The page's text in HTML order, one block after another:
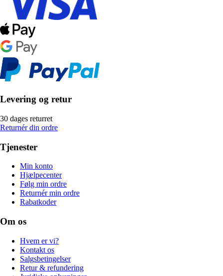
Levering og retur
30 dages returret
Returnér din ordre
Tjenester
Min konto
Hjælpecenter
Følg min ordre
Returnér min ordre
Rabatkoder
Om os
Hvem er vi?
Kontakt os
Salgsbetingelser
Retur & refundering